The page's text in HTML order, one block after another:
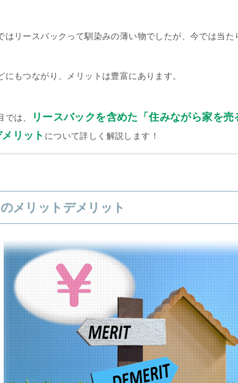
はリースバックって馴染みの薄い物でしたが、今では当た
にもつながり、メリットは豊富にあります。
では、
リースバックを含めた「住みながら家を
リット について詳しく解説します！
メリットデメリット